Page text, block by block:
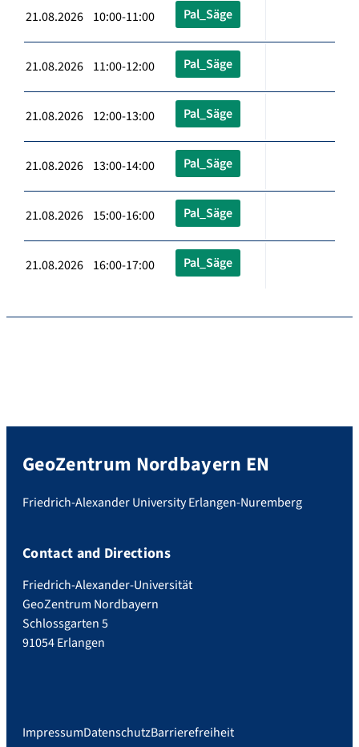
21.08.2026 10:00-11:00 Pal_Säge
21.08.2026 11:00-12:00 Pal_Säge
21.08.2026 12:00-13:00 Pal_Säge
21.08.2026 13:00-14:00 Pal_Säge
21.08.2026 15:00-16:00 Pal_Säge
21.08.2026 16:00-17:00 Pal_Säge
GeoZentrum Nordbayern EN
Friedrich-Alexander University Erlangen-Nuremberg
Contact and Directions
Friedrich-Alexander-Universität
GeoZentrum Nordbayern
Schlossgarten 5
91054 Erlangen
ImpressumDatenschutzBarrierefreiheit